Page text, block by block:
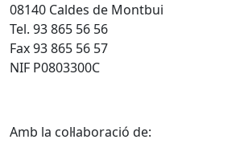
08140 Caldes de Montbui
Tel. 93 865 56 56
Fax 93 865 56 57
NIF P0803300C
Amb la col·laboració de: